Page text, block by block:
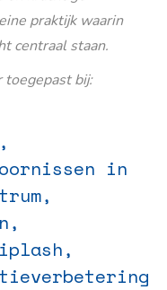
praktijk waarin
centraal staan.
toegepast bij:
in